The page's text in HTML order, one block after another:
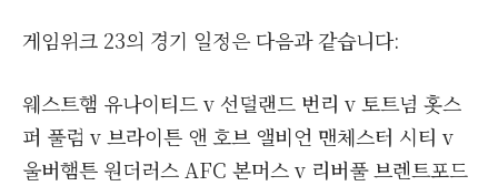
게임위크 23의 경기 일정은 다음과 같습니다:
웨스트햄 유나이티드 v 선덜랜드 번리 v 토트넘 홋스
퍼 풀럼 v 브라이튼 앤 호브 앨비언 맨체스터 시티 v
울버햄튼 원더러스 AFC 본머스 v 리버풀 브렌트포드